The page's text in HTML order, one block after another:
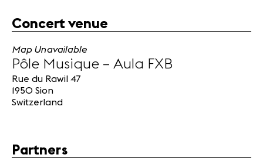
Concert venue
Map Unavailable
Pôle Musique – Aula FXB
Rue du Rawil 47
1950 Sion
Switzerland
Partners